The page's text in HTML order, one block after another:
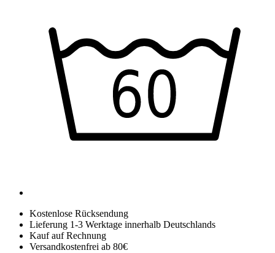
Kostenlose Rücksendung
Lieferung 1-3 Werktage innerhalb Deutschlands
Kauf auf Rechnung
Versandkostenfrei ab 80€